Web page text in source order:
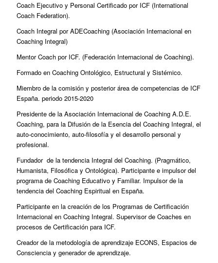
Coach Ejecutivo y Personal Certificado por ICF (International
Coach Federation).
Coach Integral por ADECoaching (Asociación Internacional en
Coaching Integral)
Mentor Coach por ICF. (Federación Internacional de Coaching).
Formado en Coaching Ontológico, Estructural y Sistémico.
Miembro de la comisión y posterior área de competencias de ICF
España. periodo 2015-2020
Presidente de la Asociación Internacional de Coaching A.D.E.
Coaching, para la Difusión de la Esencia del Coaching Integral, el
auto-conocimiento, auto-filosofía y el desarrollo personal y
profesional.
Fundador de la tendencia Integral del Coaching. (Pragmático,
Humanista, Filosófica y Ontológica). Participante e impulsor del
programa de Coaching Educativo y Familiar. Impulsor de la
tendencia del Coaching Espiritual en España.
Participante en la creación de los Programas de Certificación
Internacional en Coaching Integral. Supervisor de Coaches en
procesos de Certificación para ICF.
Creador de la metodología de aprendizaje ECONS, Espacios de
Consciencia y generador de aprendizaje.